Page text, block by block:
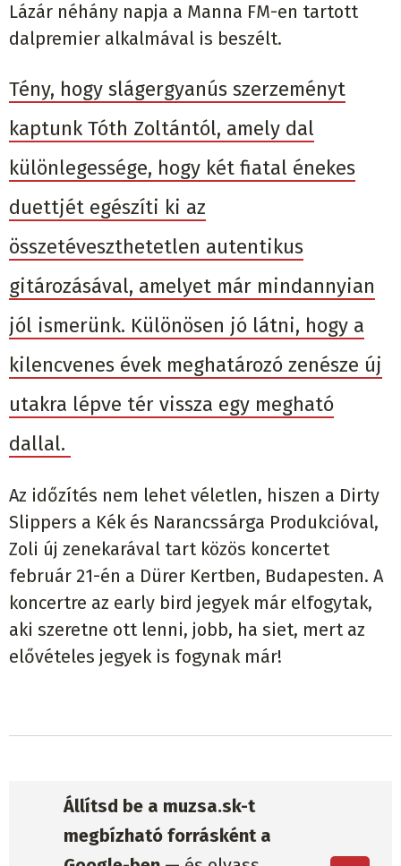
Lázár néhány napja a Manna FM-en tartott
dalpremier alkalmával is beszélt.
Tény, hogy slágergyanús szerzeményt
kaptunk Tóth Zoltántól, amely dal
különlegessége, hogy két fiatal énekes
duettjét egészíti ki az
összetéveszthetetlen autentikus
gitározásával, amelyet már mindannyian
jól ismerünk. Különösen jó látni, hogy a
kilencvenes évek meghatározó zenésze új
utakra lépve tér vissza egy megható
dallal.
Az időzítés nem lehet véletlen, hiszen a Dirty
Slippers a Kék és Narancssárga Produkcióval,
Zoli új zenekarával tart közös koncertet
február 21-én a Dürer Kertben, Budapesten. A
koncertre az early bird jegyek már elfogytak,
aki szeretne ott lenni, jobb, ha siet, mert az
elővételes jegyek is fogynak már!
Állítsd be a muzsa.sk-t
megbízható forrásként a